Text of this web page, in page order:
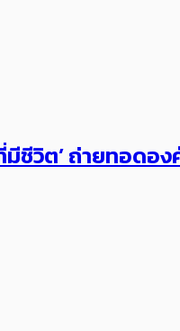
ชีวิต’ ถ่ายทอดอ